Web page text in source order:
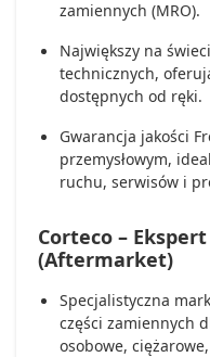
zamiennych (MRO).
Największy na
technicznych,
dostępnych od ręki.
Gwarancja jakości
przemysłowym,
ruchu, serwisów i
Corteco –
(Aftermarket)
Specjalistyczna
części zamiennych
osobowe,